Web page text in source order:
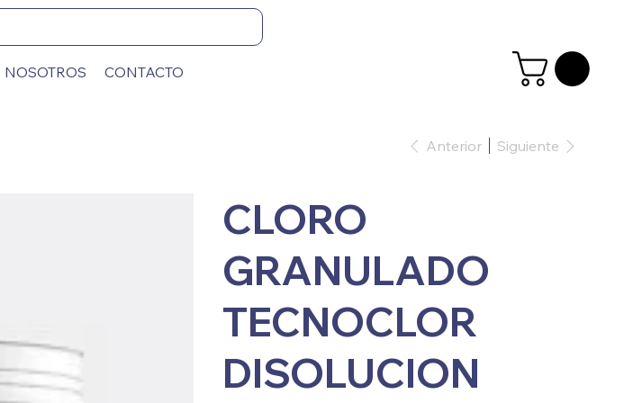
NOSOTROS CONTACTO
Anterior Siguiente
CLORO
GRANULADO
TECNOCLOR
DISOLUCION